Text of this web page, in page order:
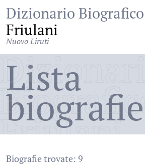
Dizionario Biografico
Friulani
Nuovo Liruti
Friulani
Lista
biografie
Biografie trovate: 9